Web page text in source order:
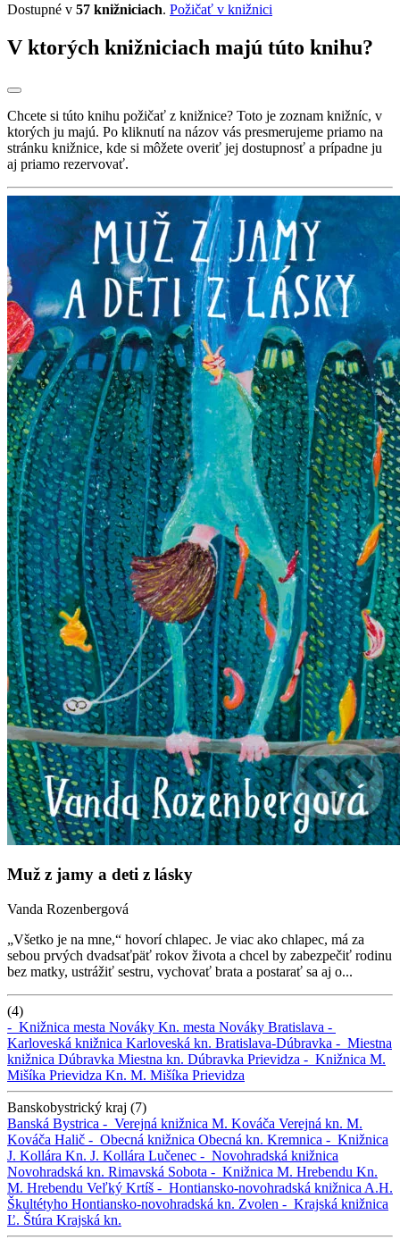
Dostupné v 57 knižniciach. Požičať v knižnici
V ktorých knižniciach majú túto knihu?
Chcete si túto knihu požičať z knižnice? Toto je zoznam knižníc, v
ktorých ju majú. Po kliknutí na názov vás presmerujeme priamo na
stránku knižnice, kde si môžete overiť jej dostupnosť a prípadne ju
aj priamo rezervovať.
Muž z jamy a deti z lásky
Vanda Rozenbergová
„Všetko je na mne,“ hovorí chlapec. Je viac ako chlapec, má za
sebou prvých dvadsaťpäť rokov života a chcel by zabezpečiť rodinu
bez matky, ustrážiť sestru, vychovať brata a postarať sa aj o...
(4)
- Knižnica mesta Nováky Kn. mesta Nováky Bratislava -
Karloveská knižnica Karloveská kn. Bratislava-Dúbravka - Miestna
knižnica Dúbravka Miestna kn. Dúbravka Prievidza - Knižnica M.
Mišíka Prievidza Kn. M. Mišíka Prievidza
Banskobystrický kraj (7)
Banská Bystrica - Verejná knižnica M. Kováča Verejná kn. M.
Kováča Halič - Obecná knižnica Obecná kn. Kremnica - Knižnica
J. Kollára Kn. J. Kollára Lučenec - Novohradská knižnica
Novohradská kn. Rimavská Sobota - Knižnica M. Hrebendu Kn.
M. Hrebendu Veľký Krtíš - Hontiansko-novohradská knižnica A.H.
Škultétyho Hontiansko-novohradská kn. Zvolen - Krajská knižnica
Ľ. Štúra Krajská kn.